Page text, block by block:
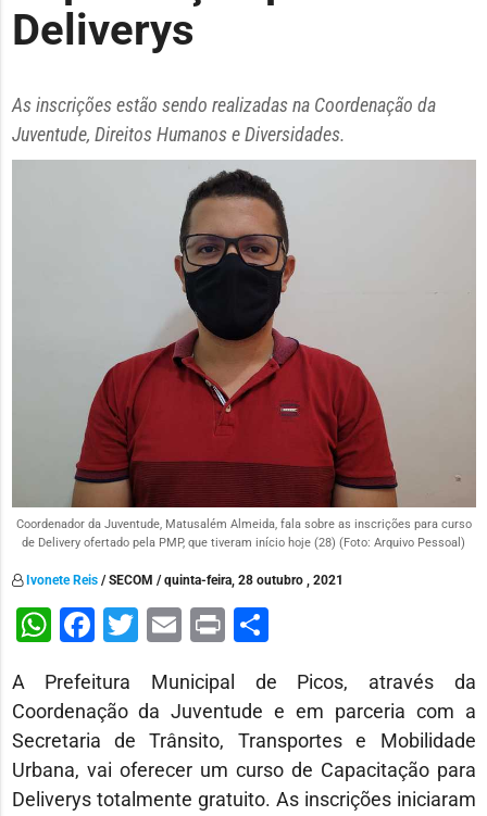
Deliverys
As inscrições estão sendo realizadas na Coordenação da
Juventude, Direitos Humanos e Diversidades.
Coordenador da Juventude, Matusalém Almeida, fala sobre as inscrições para curso
de Delivery ofertado pela PMP, que tiveram início hoje (28) (Foto: Arquivo Pessoal)
Ivonete Reis/ SECOM / quinta-feira, 28 outubro , 2021
WhatsApp
Facebook
Twitter
EmailPrint
A Prefeitura Municipal de Picos, através da
Coordenação da Juventude e em parceria com a
Secretaria de Trânsito, Transportes e Mobilidade
Urbana, vai oferecer um curso de Capacitação para
Deliverys totalmente gratuito. As inscrições iniciaram